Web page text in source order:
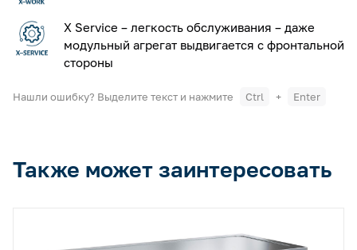
X Service – легкость обслуживания – даже
модульный агрегат выдвигается с фронтальной
стороны
Нашли ошибку? Выделите текст и нажмите Ctrl + Enter
Также может заинтересовать